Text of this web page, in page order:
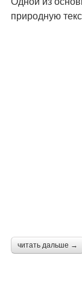
природную
читать дальше →